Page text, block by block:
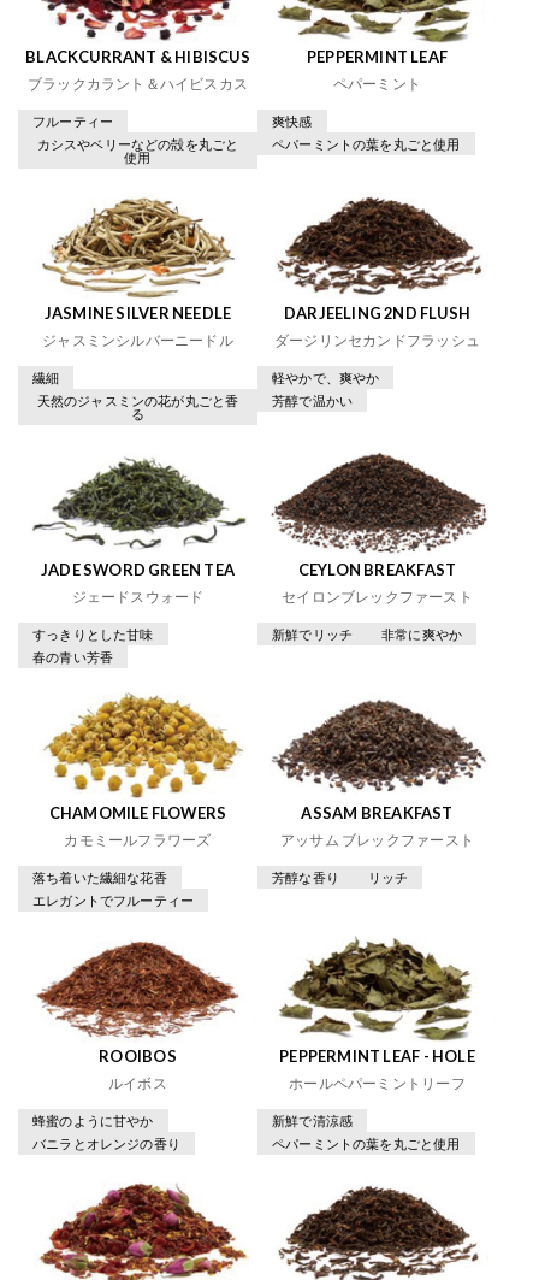
BLACKCURRANT & HIBISCUS
ブラックカラント＆ハイビスカス
フルーティー
カシスやベリーなどの殻を丸ごと
使用
PEPPERMINT LEAF
ペパーミント
爽快感
ペパーミントの葉を丸ごと使用
JASMINE SILVER NEEDLE
ジャスミンシルバーニードル
繊細
天然のジャスミンの花が丸ごと香
る
DARJEELING 2ND FLUSH
ダージリンセカンドフラッシュ
軽やかで、爽やか
芳醇で温かい
JADE SWORD GREEN TEA
ジェードスウォード
すっきりとした甘味
春の青い芳香
CEYLON BREAKFAST
セイロンブレックファースト
新鮮でリッチ 非常に爽やか
CHAMOMILE FLOWERS
カモミールフラワーズ
落ち着いた繊細な花香
エレガントでフルーティー
ASSAM BREAKFAST
アッサム ブレックファースト
芳醇な香り リッチ
ROOIBOS
ルイボス
蜂蜜のように甘やか
バニラとオレンジの香り
PEPPERMINT LEAF - HOLE
ホールペパーミントリーフ
新鮮で清涼感
ペパーミントの葉を丸ごと使用